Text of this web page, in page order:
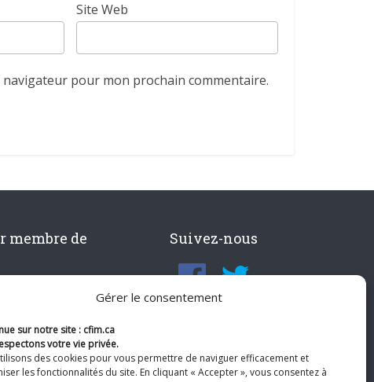
Gérer le consentement
sur notre site : cfim.ca
votre vie privée.
des cookies pour vous permettre de naviguer efficacement et
les fonctionnalités du site. En cliquant « Accepter », vous consentez à
Site Web
pour mon prochain commentaire.
membre de
Suivez-nous